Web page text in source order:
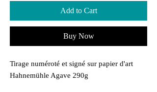
Add to Cart
Buy Now
Tirage numéroté et signé sur papier d'art
Hahnemühle Agave 290g